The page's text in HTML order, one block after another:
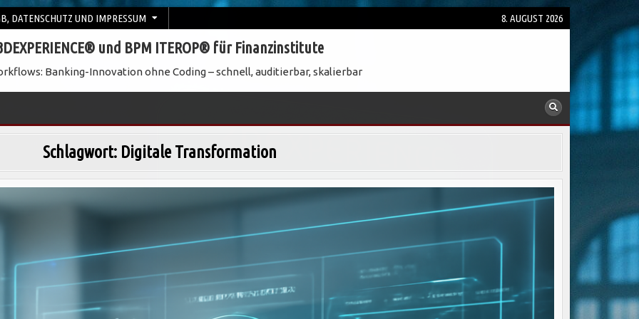
DATENSCHUTZ UND IMPRESSUM 8. AUGUST 2026
und BPM ITEROP® für Finanzinstitute
Banking-Innovation ohne Coding – schnell, auditierbar, skalierbar
Schlagwort: Digitale Transformation